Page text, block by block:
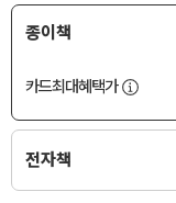
종이책
카드최대혜택가
전자책